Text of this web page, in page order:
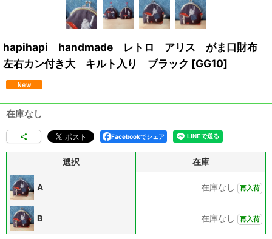
hapihapi handmade レトロ アリス がま口財布
左右カン付き大 キルト入り ブラック [GG10]
在庫なし
Facebookでシェア
選択 在庫
A 在庫なし 再入荷
B 在庫なし 再入荷